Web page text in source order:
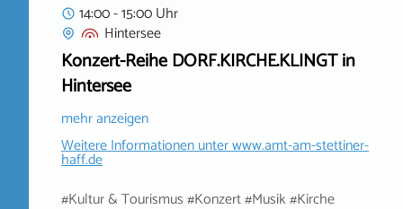
14:00 - 15:00 Uhr
Hintersee
Konzert-Reihe DORF.KIRCHE.KLINGT in
Hintersee
mehr anzeigen
Weitere Informationen unterwww.amt-am-stettiner-
haff.de
#Kultur & Tourismus #Konzert #Musik #Kirche